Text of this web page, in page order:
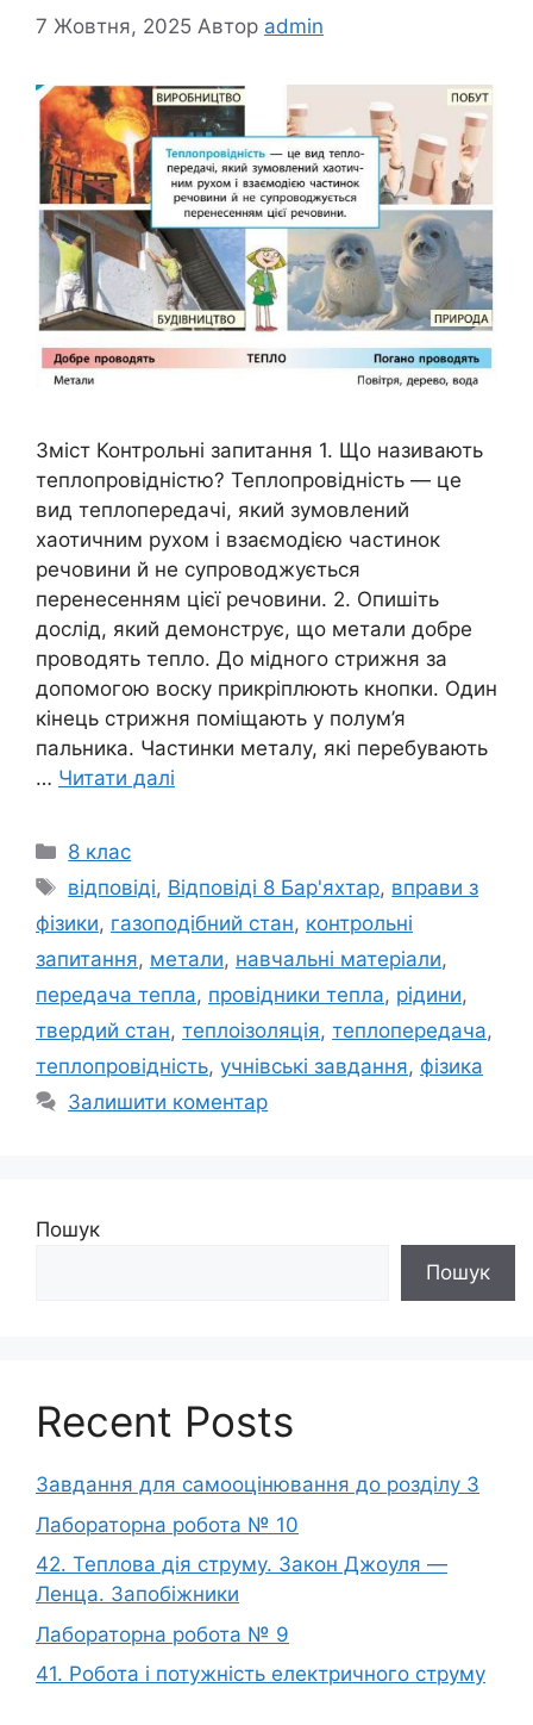
7 Жовтня, 2025 Автор admin
Зміст Контрольні запитання 1. Що називають
теплопровідністю? Теплопровідність — це
вид теплопередачі, який зумовлений
хаотичним рухом і взаємодією частинок
речовини й не супроводжується
перенесенням цієї речовини. 2. Опишіть
дослід, який демонструє, що метали добре
проводять тепло. До мідного стрижня за
допомогою воску прикріплюють кнопки. Один
кінець стрижня поміщають у полум’я
пальника. Частинки металу, які перебувають
… Читати далі
Категорії
8 клас
Позначки
відповіді, Відповіді 8 Бар'яхтар, вправи з
фізики, газоподібний стан, контрольні
запитання, метали, навчальні матеріали,
передача тепла, провідники тепла, рідини,
твердий стан, теплоізоляція, теплопередача,
теплопровідність, учнівські завдання, фізика
Залишити коментар
Пошук
Пошук
Recent Posts
Завдання для самооцінювання до розділу 3
Лабораторна робота № 10
42. Теплова дія струму. Закон Джоуля —
Ленца. Запобіжники
Лабораторна робота № 9
41. Робота і потужність електричного струму